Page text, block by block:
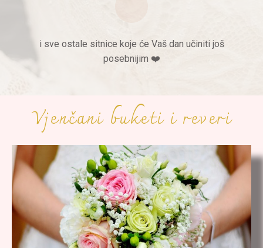
i sve ostale sitnice koje će Vaš dan učiniti još
posebnijim ❤️
Vjenčani buketi i reveri